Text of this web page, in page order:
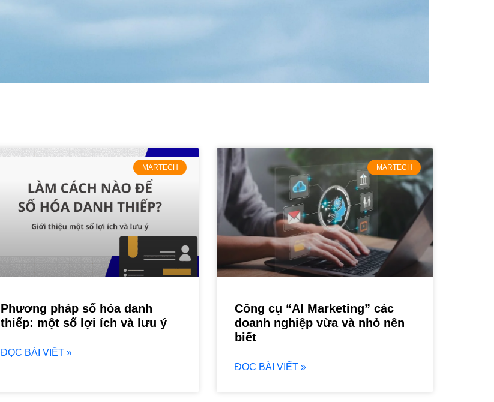
MARTECH
Phương pháp số hóa danh
thiếp: một số lợi ích và lưu ý
ĐỌC BÀI VIẾT »
MARTECH
Công cụ “AI Marketing” các
doanh nghiệp vừa và nhỏ nên
biết
ĐỌC BÀI VIẾT »